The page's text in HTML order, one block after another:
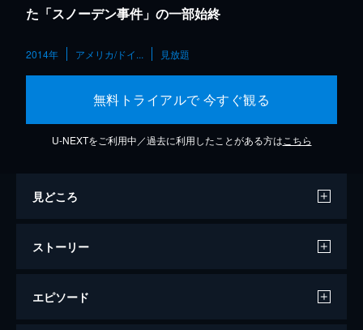
た「スノーデン事件」の一部始終
2014年 アメリカ/ドイ... 見放題
無料トライアルで 今すぐ観る
U-NEXTをご利用中／過去に利用したことがある方は こちら
見どころ
ストーリー
エピソード